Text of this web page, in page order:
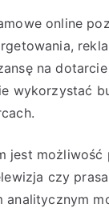
online
na
wykorzystać
jest
czy
analitycznym